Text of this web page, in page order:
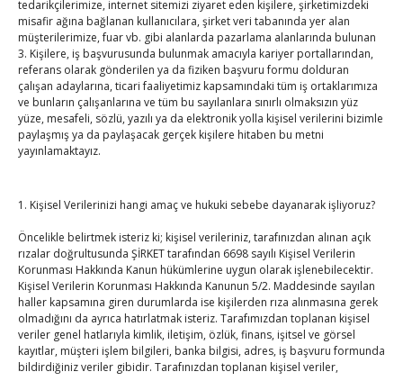
tedarikçilerimize, internet sitemizi ziyaret eden kişilere, şirketimizdeki
misafir ağına bağlanan kullanıcılara, şirket veri tabanında yer alan
müşterilerimize, fuar vb. gibi alanlarda pazarlama alanlarında bulunan
3. Kişilere, iş başvurusunda bulunmak amacıyla kariyer portallarından,
referans olarak gönderilen ya da fiziken başvuru formu dolduran
çalışan adaylarına, ticari faaliyetimiz kapsamındaki tüm iş ortaklarımıza
ve bunların çalışanlarına ve tüm bu sayılanlara sınırlı olmaksızın yüz
yüze, mesafeli, sözlü, yazılı ya da elektronik yolla kişisel verilerini bizimle
paylaşmış ya da paylaşacak gerçek kişilere hitaben bu metni
yayınlamaktayız.
1. Kişisel Verilerinizi hangi amaç ve hukuki sebebe dayanarak işliyoruz?
Öncelikle belirtmek isteriz ki; kişisel verileriniz, tarafınızdan alınan açık
rızalar doğrultusunda ŞİRKET tarafından 6698 sayılı Kişisel Verilerin
Korunması Hakkında Kanun hükümlerine uygun olarak işlenebilecektir.
Kişisel Verilerin Korunması Hakkında Kanunun 5/2. Maddesinde sayılan
haller kapsamına giren durumlarda ise kişilerden rıza alınmasına gerek
olmadığını da ayrıca hatırlatmak isteriz. Tarafımızdan toplanan kişisel
veriler genel hatlarıyla kimlik, iletişim, özlük, finans, işitsel ve görsel
kayıtlar, müşteri işlem bilgileri, banka bilgisi, adres, iş başvuru formunda
bildirdiğiniz veriler gibidir. Tarafınızdan toplanan kişisel veriler,
Hisarcıklıoğlu, ABD’deki ticaret merkezinin artık Türk ihracat
ekosistemine dönüştüğünü belirterek, şunları kaydetti: “Bu
ekosistem kendi içinde ve dışındaki stratejik işbirlikleriyle,
tecrübe aktarımlarıyla ve oluşturduğu güçlü Türk markası
imajıyla ihracatımızın dinamosu haline gelmiştir. TOBB
Ticaret Merkezimiz, Türk firmalarımızın ABD’de mevcut
operasyonu olsa veya hiçbir operasyonu olmasa da
firmalarımız tarafından yazılacak yeni başarı hikayelerini
bekliyor.”
Suriye’nin yeniden inşası konusuna da değinen
Hisarcıklıoğlu, “Türk şirketleri buranın yeniden inşasında
görev üstlenebilir. Dünyanın en tehlikeli coğrafyalarında
Türk iş insanları başarılı işler yapıyor. Mesela Afganistan,
Irak… Bu coğrafyada bizden cesuru yok.” dedi.